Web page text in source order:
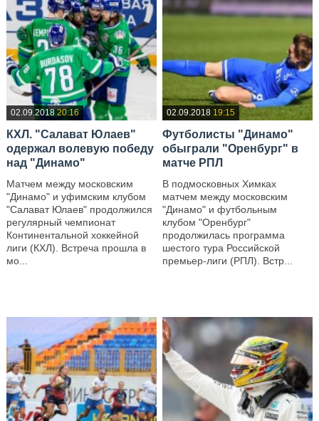
02.09.2018 20:16
КХЛ. "Салават Юлаев"
одержал волевую победу
над "Динамо"
Матчем между московским
"Динамо" и уфимским клубом
"Салават Юлаев" продолжился
регулярный чемпионат
Континентальной хоккейной
лиги (КХЛ). Встреча прошла в
мо...
02.09.2018 19:15
Футболисты "Динамо"
обыграли "Оренбург" в
матче РПЛ
В подмосковных Химках
матчем между московским
"Динамо" и футбольным
клубом "Оренбург"
продолжилась программа
шестого тура Российской
премьер-лиги (РПЛ). Встр...